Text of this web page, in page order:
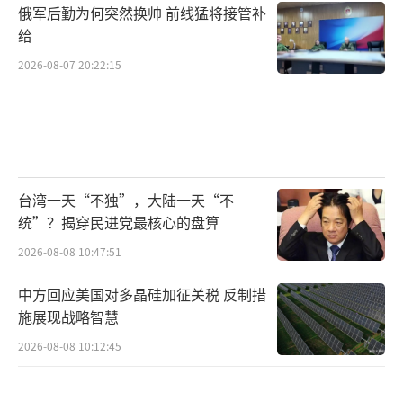
俄军后勤为何突然换帅 前线猛将接管补
给
2026-08-07 20:22:15
台湾一天“不独”，大陆一天“不
统”？揭穿民进党最核心的盘算
2026-08-08 10:47:51
中方回应美国对多晶硅加征关税 反制措
施展现战略智慧
2026-08-08 10:12:45